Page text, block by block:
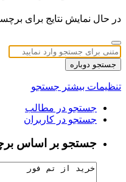
در حال نمایش نتایج برای
جستجو دوباره
تنظیمات بیشتر جستجو
جستجو در مطالب
جستجو در کاربران
جستجو بر اساس